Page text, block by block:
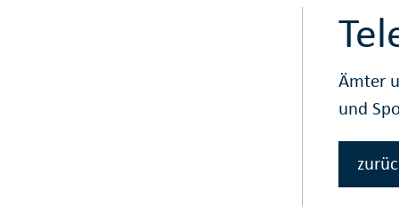
Ämter
und